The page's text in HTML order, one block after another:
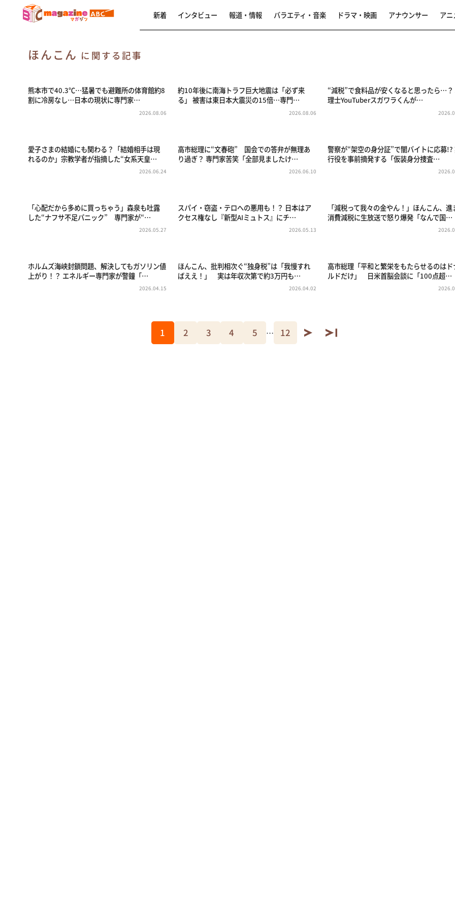
新着 インタビュー 報道・情報 バラエティ・音楽 ドラマ・映画 アナウンサー アニ
ほんこん に関する記事
熊本市で40.3℃…猛暑でも避難所の体育館約8
割に冷房なし…日本の現状に専門家…
2026.08.06
約10年後に南海トラフ巨大地震は「必ず来
る」 被害は東日本大震災の15倍…専門…
2026.08.06
“減税”で食料品が安くなると思ったら…？
理士YouTuberスガワラくんが…
愛子さまの結婚にも関わる？「結婚相手は現
れるのか」宗教学者が指摘した“女系天皇…
2026.06.24
高市総理に“文春砲” 国会での答弁が無理あ
り過ぎ？ 専門家苦笑「全部見ましたけ…
2026.06.10
警察が“架空の身分証”で闇バイトに応募!?
行役を事前摘発する「仮装身分捜査…
「心配だから多めに買っちゃう」森泉も吐露
した“ナフサ不足パニック” 専門家が“…
2026.05.27
スパイ・窃盗・テロへの悪用も！？ 日本はア
クセス権なし『新型AIミュトス』にチ…
2026.05.13
「減税って我々の金やん！」ほんこん、進
消費減税に生放送で怒り爆発「なんで国…
ホルムズ海峡封鎖問題、解決してもガソリン値
上がり！？ エネルギー専門家が警鐘「…
2026.04.15
ほんこん、批判相次ぐ“独身税”は「我慢すれ
ばええ！」 実は年収次第で約3万円も…
2026.04.02
高市総理「平和と繁栄をもたらせるのはド
ルドだけ」 日米首脳会談に「100点超…
1 2 3 4 5 … 12